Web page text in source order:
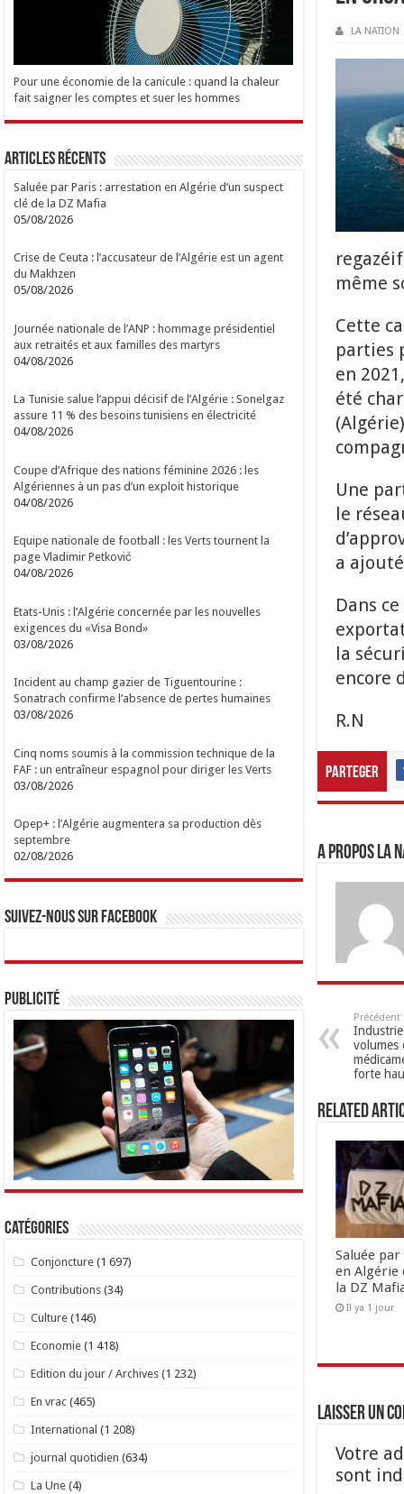
LA NATION
même
Cette
parties
en
été
Une
le
a
Dans
la
encore
R.N
Parteger
A propos LA
Précédent
volumes
forte
Related
Saluée
en Algérie
la DZ
Il ya 1 jour
Laisser un
Votre
sont
Pour une économie de la canicule : quand la chaleur
fait saigner les comptes et suer les hommes
Articles Récents
Saluée par Paris : arrestation en Algérie d’un suspect
clé de la DZ Mafia
05/08/2026
Crise de Ceuta : l’accusateur de l’Algérie est un agent
du Makhzen
05/08/2026
Journée nationale de l’ANP : hommage présidentiel
aux retraités et aux familles des martyrs
04/08/2026
La Tunisie salue l’appui décisif de l’Algérie : Sonelgaz
assure 11 % des besoins tunisiens en électricité
04/08/2026
Coupe d’Afrique des nations féminine 2026 : les
Algériennes à un pas d’un exploit historique
04/08/2026
Equipe nationale de football : les Verts tournent la
page Vladimir Petković
04/08/2026
Etats-Unis : l’Algérie concernée par les nouvelles
exigences du «Visa Bond»
03/08/2026
Incident au champ gazier de Tiguentourine :
Sonatrach confirme l’absence de pertes humaines
03/08/2026
Cinq noms soumis à la commission technique de la
FAF : un entraîneur espagnol pour diriger les Verts
03/08/2026
Opep+ : l’Algérie augmentera sa production dès
septembre
02/08/2026
Suivez-nous sur Facebook
Publicité
Catégories
Conjoncture (1 697)
Contributions (34)
Culture (146)
Economie (1 418)
Edition du jour / Archives (1 232)
En vrac (465)
International (1 208)
journal quotidien (634)
La Une (4)